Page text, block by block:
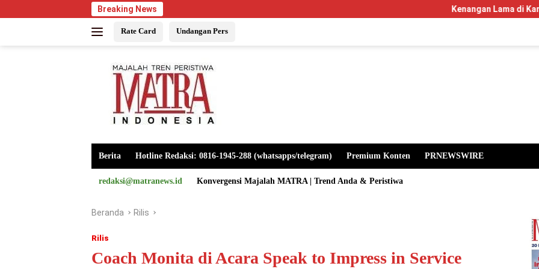
ke
Breaking News Kenangan Lama di Kampus Manglayang:
Rate Card Undangan Pers
Berita Hotline Redaksi: 0816-1945-288 (whatsapps/telegram) Premium Konten PRNEWSWIRE
redaksi@matranews.id Konvergensi Majalah MATRA | Trend Anda & Peristiwa
Beranda Rilis
Rilis
Coach Monita di Acara Speak to Impress in Service